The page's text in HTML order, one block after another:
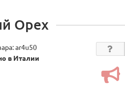
Орех
ar4u50
в Италии